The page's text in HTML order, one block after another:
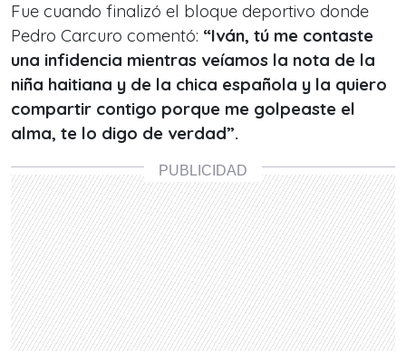
Fue cuando finalizó el bloque deportivo donde
Pedro Carcuro comentó: “Iván, tú me contaste
una infidencia mientras veíamos la nota de la
niña haitiana y de la chica española y la quiero
compartir contigo porque me golpeaste el
alma, te lo digo de verdad”.